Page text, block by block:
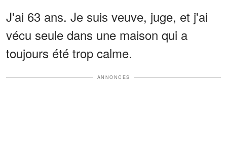
J'ai 63 ans. Je suis veuve, juge, et j'ai
vécu seule dans une maison qui a
toujours été trop calme.
ANNONCES